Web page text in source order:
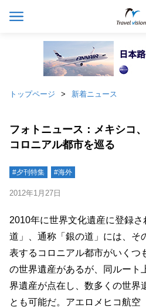
トップページ 新着ニュース
フォトニュース：メキシコ
コロニアル都市を巡る
#夕刊特集 #海外
2012年1月27日
2010年に世界文化遺産に登録
道」、通称「銀の道」には、そ
表するコロニアル都市がいくつ
の世界遺産があるが、同ルート
界遺産が点在し、数多くの世界
とも可能だ。アエロメヒコ航空